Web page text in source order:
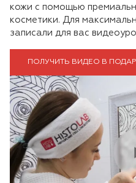
кожи с помощью
косметики. Для
записали для вас
ПОЛУЧИТЬ ВИДЕО В